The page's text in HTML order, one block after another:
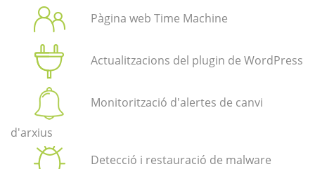
Pàgina web Time Machine
Actualitzacions del plugin de WordPress
Monitorització d'alertes de canvi
d'arxius
Detecció i restauració de malware